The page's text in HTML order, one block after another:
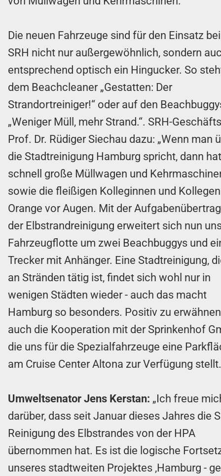
Die neuen Fahrzeuge sind für den Einsatz
SRH nicht nur außergewöhnlich, sondern
entsprechend optisch ein Hingucker. So
dem Beachcleaner „Gestatten: Der
Strandortreiniger!“ oder auf den
„Weniger Müll, mehr Strand.“. SRH-
Prof. Dr. Rüdiger Siechau dazu: „Wenn man
die Stadtreinigung Hamburg spricht, dann
schnell große Müllwagen und
sowie die fleißigen Kolleginnen und
Orange vor Augen. Mit der
der Elbstrandreinigung erweitert sich nun
Fahrzeugflotte um zwei Beachbuggys und
Trecker mit Anhänger. Eine Stadtreinigung,
an Stränden tätig ist, findet sich wohl nur in
wenigen Städten wieder - auch das macht
Hamburg so besonders. Positiv zu
auch die Kooperation mit der Sprinkenhof
die uns für die Spezialfahrzeuge eine
am Cruise Center Altona zur Verfügung
Umweltsenator Jens Kerstan: „Ich freue
darüber, dass seit Januar dieses Jahres die
Reinigung des Elbstrandes von der HPA
übernommen hat. Es ist die logische
unseres stadtweiten Projektes ‚Hamburg -